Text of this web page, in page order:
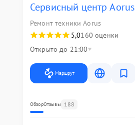
Сервисный центр Aorus
Ремонт техники Aorus
5,0160 оценки
Открыто до 21:00
Маршрут
ОбзорОтзывы 188